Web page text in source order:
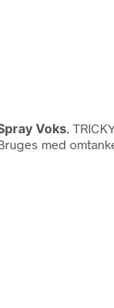
Voks .
med